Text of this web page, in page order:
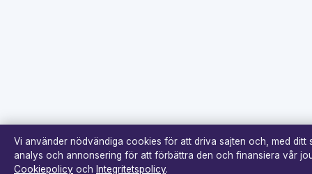
Vi använder nödvändiga cookies för att driva sajten och, med ditt
analys och annonsering för att förbättra den och finansiera vår
Cookiepolicy och Integritetspolicy.